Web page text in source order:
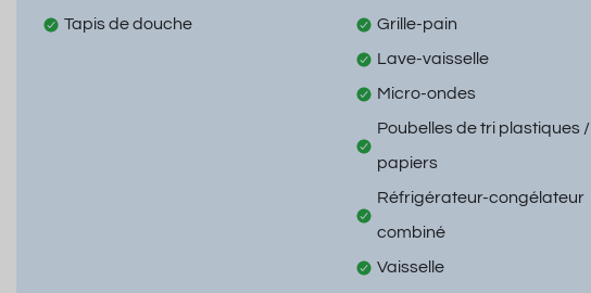
Tapis de douche
Grille-pain
Lave-vaisselle
Micro-ondes
Poubelles de tri plastiques /
papiers
Réfrigérateur-congélateur
combiné
Vaisselle